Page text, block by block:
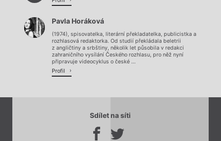
Pavla Horáková
(1974), spisovatelka, literární překladatelka, publicistka a
rozhlasová redaktorka. Od studií překládala beletrii
z angličtiny a srbštiny, několik let působila v redakci
zahraničního vysílání Českého rozhlasu, pro něž nyní
připravuje videocyklus o české ...
Profil
Sdílet na síti